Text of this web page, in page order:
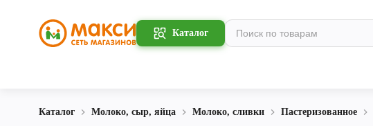
Каталог
Каталог Молоко, сыр, яйца Молоко, сливки Пастеризованное